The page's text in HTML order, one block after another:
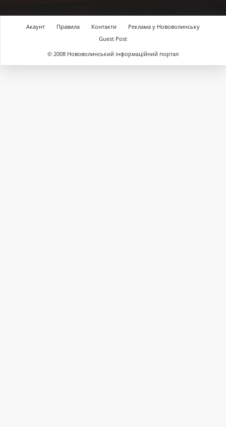
Акаунт Правила Контакти
Реклама у Нововолинську
Guest Post
© 2008 Нововолинський інформаційний портал